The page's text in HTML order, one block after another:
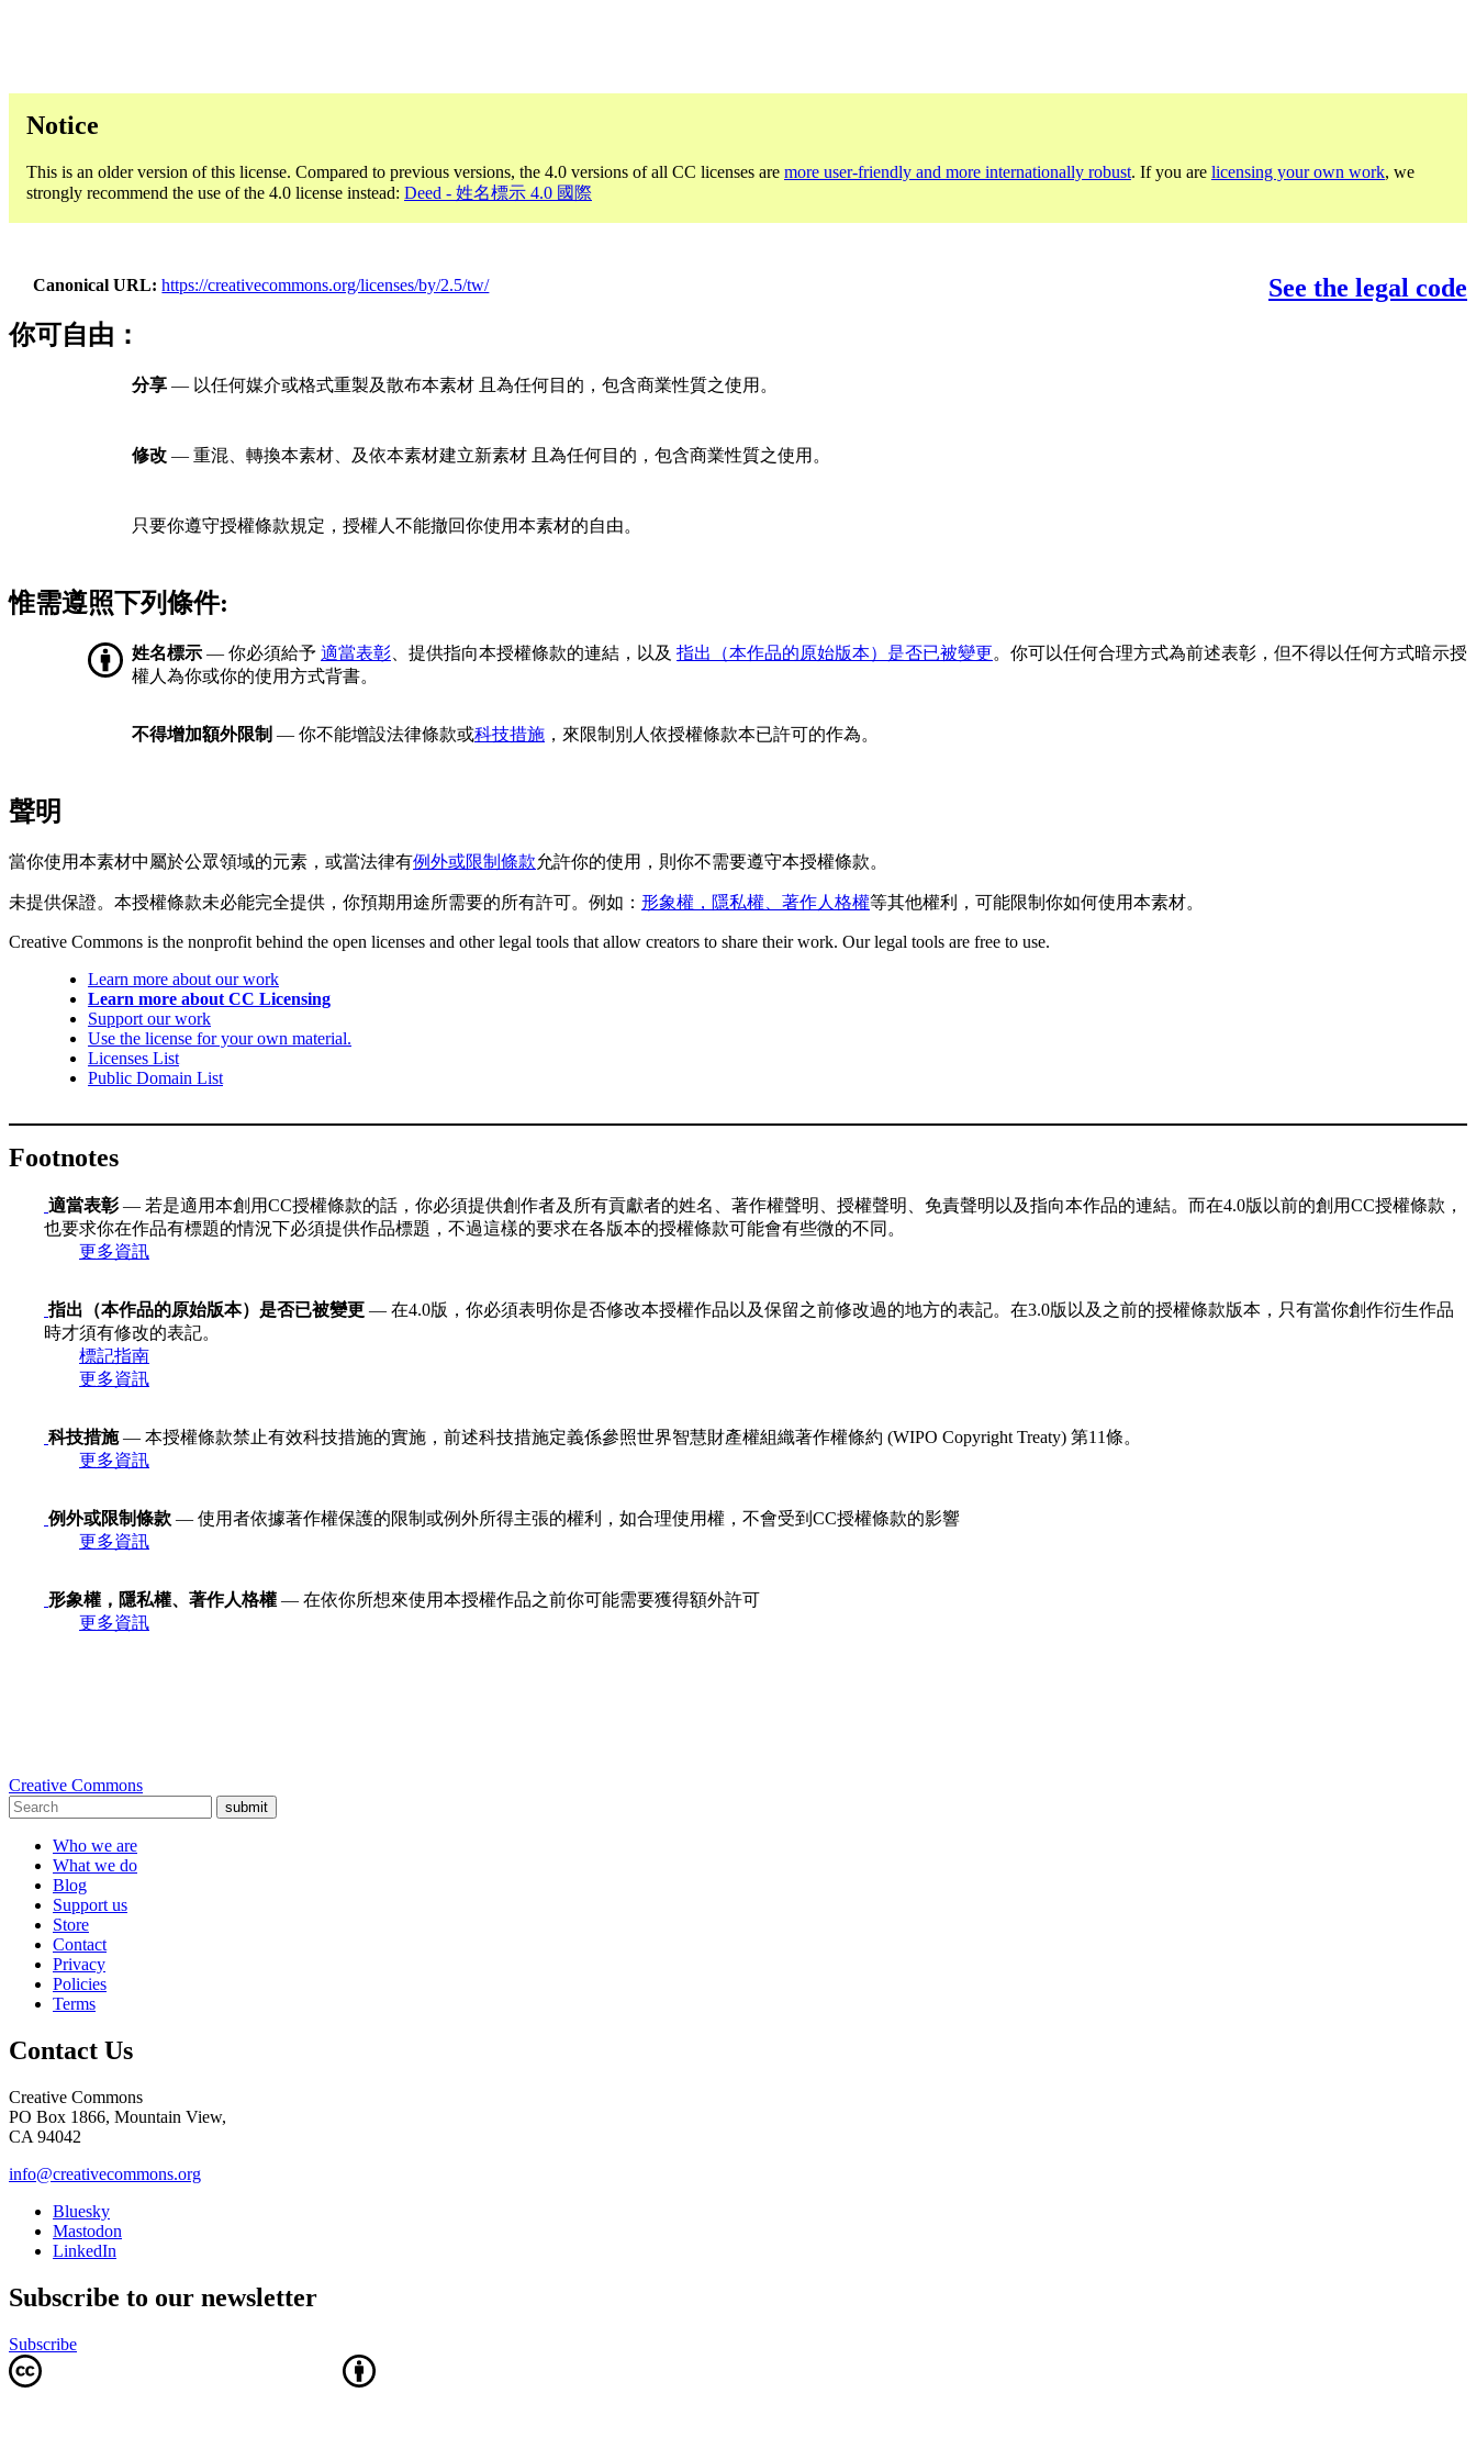
Notice
This is an older version of this license. Compared to previous versions, the 4.0 versions of all CC licenses are more user-friendly and more internationally robust. If you are licensing your own work, we
strongly recommend the use of the 4.0 license instead: Deed - 姓名標示 4.0 國際
Canonical URL https://creativecommons.org/licenses/by/2.5/tw/
See the legal code
你可自由：
分享 — 以任何媒介或格式重製及散布本素材 且為任何目的，包含商業性質之使用。
修改 — 重混、轉換本素材、及依本素材建立新素材 且為任何目的，包含商業性質之使用。
只要你遵守授權條款規定，授權人不能撤回你使用本素材的自由。
惟需遵照下列條件:
姓名標示 — 你必須給予 適當表彰 、提供指向本授權條款的連結，以及 指出（本作品的原始版本）是否已被變更。你可以任何合理方式為前述表彰，但不得以任何方式暗示授
權人為你或你的使用方式背書。
不得增加額外限制 — 你不能增設法律條款或科技措施 ，來限制別人依授權條款本已許可的作為。
聲明
當你使用本素材中屬於公眾領域的元素，或當法律有例外或限制條款允許你的使用，則你不需要遵守本授權條款。
未提供保證。本授權條款未必能完全提供，你預期用途所需要的所有許可。例如： 形象權，隱私權、著作人格權等其他權利，可能限制你如何使用本素材。
Creative Commons is the nonprofit behind the open licenses and other legal tools that allow creators to share their work. Our legal tools are free to use.
Learn more about our work
Learn more about CC Licensing
Support our work
Use the license for your own material.
Licenses List
Public Domain List
Footnotes
適當表彰— 若是適用本創用CC授權條款的話，你必須提供創作者及所有貢獻者的姓名、著作權聲明、授權聲明、免責聲明以及指向本作品的連結。而在4.0版以前的創用CC授權條款，
也要求你在作品有標題的情況下必須提供作品標題，不過這樣的要求在各版本的授權條款可能會有些微的不同。
更多資訊
指出（本作品的原始版本）是否已被變更 — 在4.0版，你必須表明你是否修改本授權作品以及保留之前修改過的地方的表記。在3.0版以及之前的授權條款版本，只有當你創作衍生作品
時才須有修改的表記。
標記指南
更多資訊
科技措施— 本授權條款禁止有效科技措施的實施，前述科技措施定義係參照世界智慧財產權組織著作權條約 (WIPO Copyright Treaty) 第11條。
更多資訊
例外或限制條款 — 使用者依據著作權保護的限制或例外所得主張的權利，如合理使用權，不會受到CC授權條款的影響
更多資訊
形象權，隱私權、著作人格權 — 在依你所想來使用本授權作品之前你可能需要獲得額外許可
更多資訊
Creative Commons
submit
Who we are
What we do
Blog
Support us
Store
Contact
Privacy
Policies
Terms
Contact Us
Creative Commons
PO Box 1866, Mountain View,
CA 94042
info@creativecommons.org
Bluesky
Mastodon
LinkedIn
Subscribe to our newsletter
Subscribe